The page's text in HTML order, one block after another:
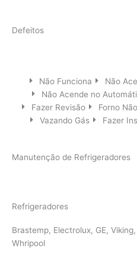
Defeitos
Não Funciona Não
Não Acende no
Fazer Revisão
Forno
Vazando Gás
Fazer
Manutenção de Refrigeradores
Refrigeradores
Brastemp, Electrolux, GE,
Whripool